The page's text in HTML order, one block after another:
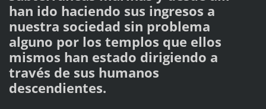
han ido haciendo sus ingresos a
nuestra sociedad sin problema
alguno por los templos que ellos
mismos han estado dirigiendo a
través de sus humanos
descendientes.